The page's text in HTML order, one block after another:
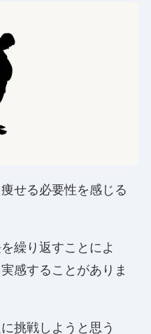
せる必要性を感じる
繰り返すことによ
感することがありま
挑戦しようと思う